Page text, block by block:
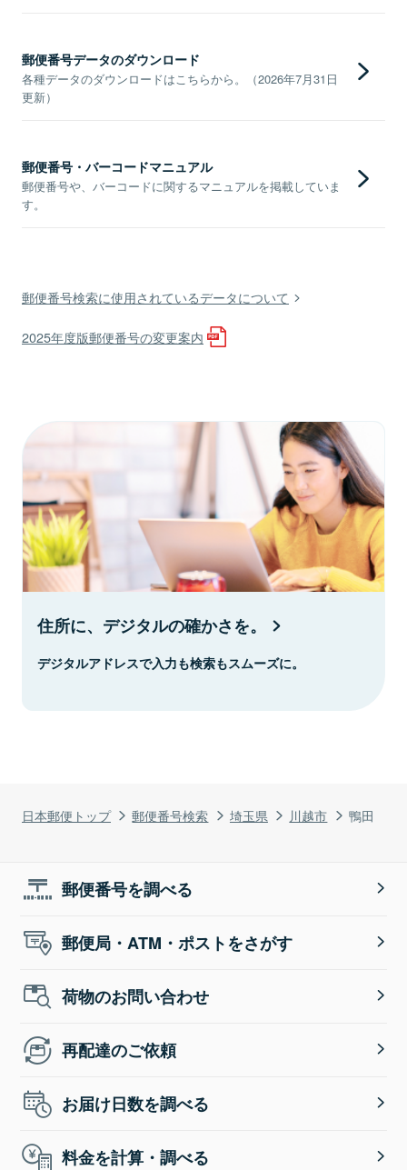
日本郵便トップ 郵便番号検索 埼玉県 川越市 鴨田
郵便番号データのダウンロード
各種データのダウンロードはこちらから。（2026年7月31日
更新）
郵便番号・バーコードマニュアル
郵便番号や、バーコードに関するマニュアルを掲載していま
す。
郵便番号検索に使用されているデータについて
2025年度版郵便番号の変更案内
住所に、デジタルの確かさを。
デジタルアドレスで入力も検索もスムーズに。
郵便番号を調べる
郵便局・ATM・ポストをさがす
荷物のお問い合わせ
再配達のご依頼
お届け日数を調べる
料金を計算・調べる